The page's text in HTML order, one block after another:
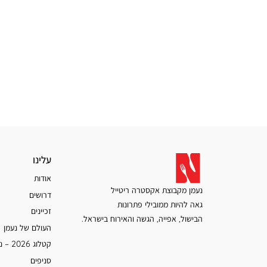
נעמן מקבוצת אקסטרה ריטייל
גאה להיות ממובילי פתרונות
הבישול, אפייה, הגשה והאירוח בישראל.
עלינו
עלינו
אודות
דרושים
זכיינים
העולם של נעמן
קטלוג 2026 – נעמן
סניפים